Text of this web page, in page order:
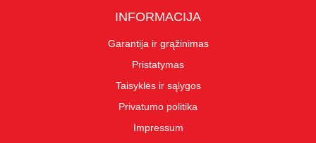
INFORMACIJA
Garantija ir grąžinimas
Pristatymas
Taisyklės ir sąlygos
Privatumo politika
Impressum